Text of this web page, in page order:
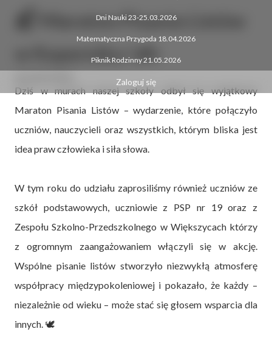
Dni Nauki 23-25.03.2026
Matematyczna Przygoda 18.04.2026
Piknik Rodzinny 21.05.2026
Zaloguj się
📬 Maraton Pisania Listów
w Koperniku !✍️
Dziś w murach naszej szkoły odbył się wyjątkowy
Maraton Pisania Listów – wydarzenie, które połączyło
uczniów, nauczycieli oraz wszystkich, którym bliska jest
idea praw człowieka i siła słowa.
W tym roku do udziału zaprosiliśmy również uczniów ze
szkół podstawowych, uczniowie z PSP nr 19 oraz z
Zespołu Szkolno-Przedszkolnego w Większycach którzy
z ogromnym zaangażowaniem włączyli się w akcję.
Wspólne pisanie listów stworzyło niezwykłą atmosferę
współpracy międzypokoleniowej i pokazało, że każdy –
niezależnie od wieku – może stać się głosem wsparcia dla
innych. 🕊️